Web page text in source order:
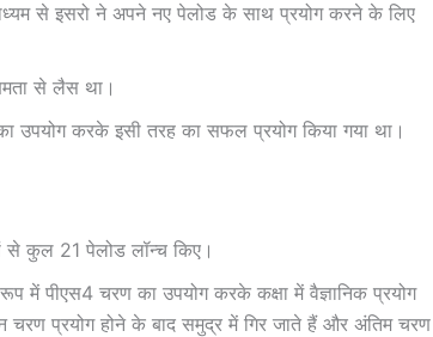
से इसरो ने अपने नए पेलोड के साथ प्रयोग करने के लिए
से लैस था।
करके इसी तरह का सफल प्रयोग किया गया था।
से कुल 21 पेलोड लॉन्च किए।
में पीएस4 चरण का उपयोग करके कक्षा में वैज्ञानिक प्रयोग
चरण प्रयोग होने के बाद समुद्र में गिर जाते हैं और अंतिम चरण